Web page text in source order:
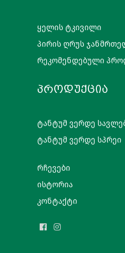
ყელის ტკივილი
პირის ღრუს
რეკომენდებული
ᲞᲠᲝᲓᲣᲥᲪᲘᲐ
ტანტუმ ვერდე
ტანტუმ ვერდე სპრეი
რჩევები
ისტორია
კონტაქტი